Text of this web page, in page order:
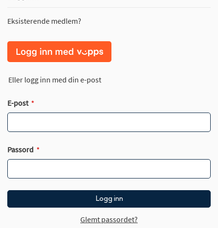
Eksisterende medlem?
Eller logg inn med din e-post
E-post
Passord
Logg inn
Glemt passordet?